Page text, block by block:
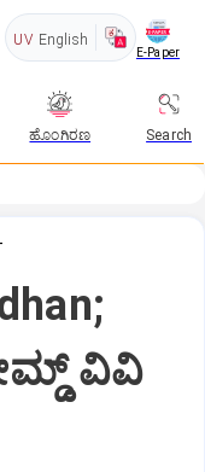
UV English
E-Paper
ಹೊಂಗಿರಣ Search
ವಿವಿ